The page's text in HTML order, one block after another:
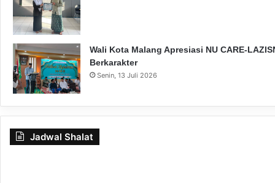
Wali Kota Malang Apresiasi NU CARE-
Berkarakter
Senin, 13 Juli 2026
Jadwal Shalat